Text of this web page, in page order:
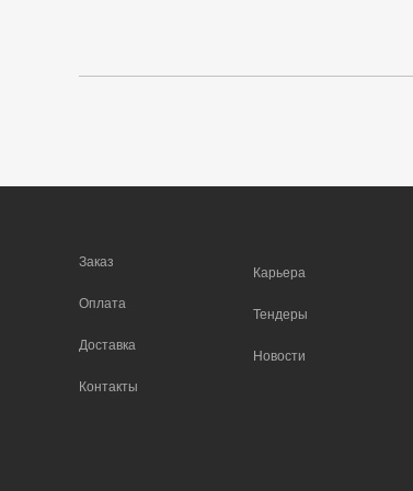
Заказ
Оплата
Доставка
Контакты
Карьера
Тендеры
Новости